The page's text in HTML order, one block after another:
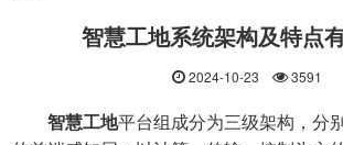
智慧工地系统架构及特点
2024-10-23 3591
智慧工地平台组成分为三级架构，分